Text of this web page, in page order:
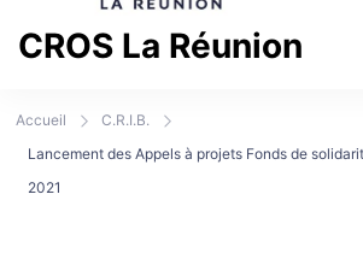
CROS La Réunion
Accueil
C.R.I.B.
Lancement des Appels à projets Fonds de
2021